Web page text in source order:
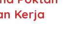
Kerja